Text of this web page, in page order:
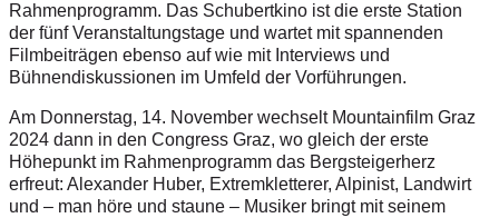
Rahmenprogramm. Das Schubertkino ist die erste Station
der fünf Veranstaltungstage und wartet mit spannenden
Filmbeiträgen ebenso auf wie mit Interviews und
Bühnendiskussionen im Umfeld der Vorführungen.
Am Donnerstag, 14. November wechselt Mountainfilm Graz
2024 dann in den Congress Graz, wo gleich der erste
Höhepunkt im Rahmenprogramm das Bergsteigerherz
erfreut: Alexander Huber, Extremkletterer, Alpinist, Landwirt
und – man höre und staune – Musiker bringt mit seinem